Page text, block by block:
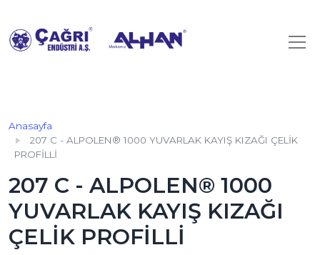
Anasayfa
207 C - ALPOLEN® 1000 YUVARLAK KAYIŞ KIZAĞI ÇELİK
PROFİLLİ
207 C - ALPOLEN® 1000
YUVARLAK KAYIŞ KIZAĞI
ÇELİK PROFİLLİ